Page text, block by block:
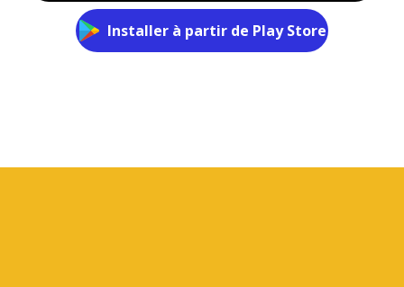
Installer à partir de Play Store